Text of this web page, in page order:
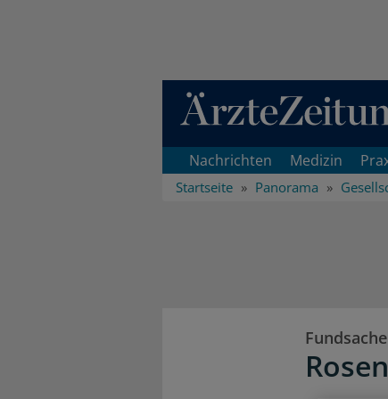
Direkt zum Inhaltsbereich
Nachrichten Medizin
Startseite Panorama
Fundsache